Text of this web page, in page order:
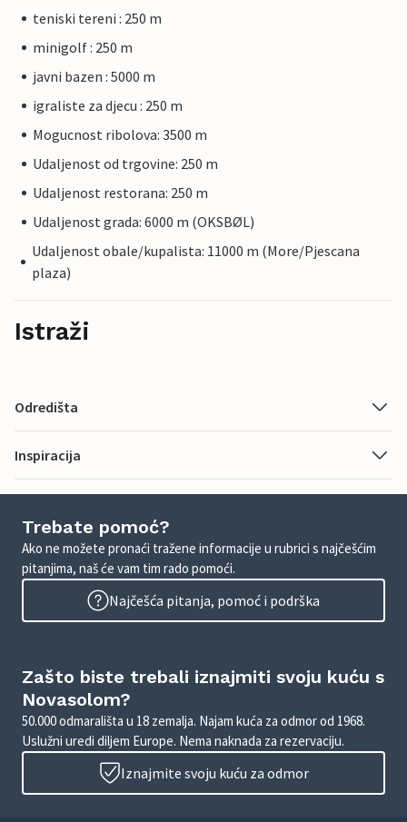
teniski tereni : 250 m
minigolf : 250 m
javni bazen : 5000 m
igraliste za djecu : 250 m
Mogucnost ribolova: 3500 m
Udaljenost od trgovine: 250 m
Udaljenost restorana: 250 m
Udaljenost grada: 6000 m (OKSBØL)
Udaljenost obale/kupalista: 11000 m (More/Pjescana
plaza)
Istraži
Odredišta
Inspiracija
Trebate pomoć?
Ako ne možete pronaći tražene informacije u rubrici s najčešćim
pitanjima, naš će vam tim rado pomoći.
Najčešća pitanja, pomoć i podrška
Zašto biste trebali iznajmiti svoju kuću s
Novasolom?
50.000 odmarališta u 18 zemalja. Najam kuća za odmor od 1968.
Uslužni uredi diljem Europe. Nema naknada za rezervaciju.
Iznajmite svoju kuću za odmor